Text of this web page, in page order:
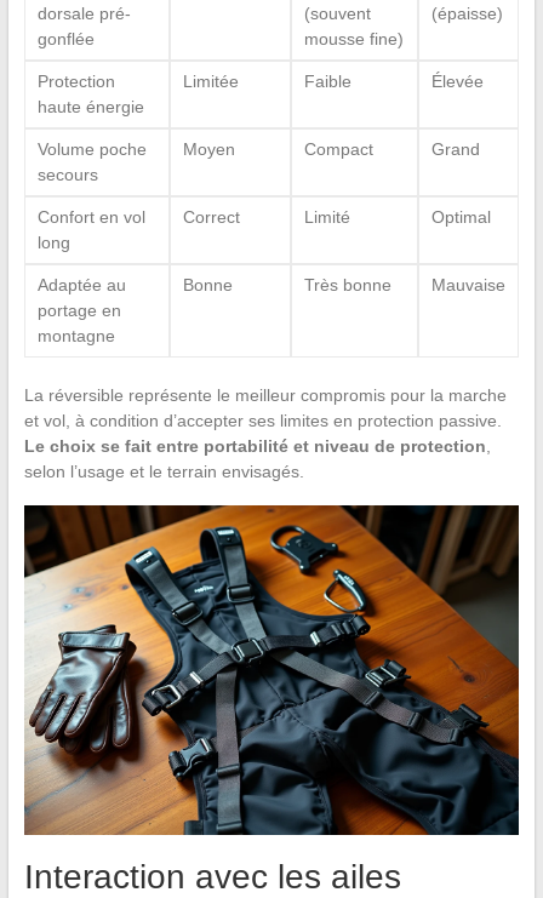
dorsale pré-
gonflée
(souvent
mousse fine)
(épaisse)
Protection
haute énergie
Limitée Faible Élevée
Volume poche
secours
Moyen Compact Grand
Confort en vol
long
Correct Limité Optimal
Adaptée au
portage en
montagne
Bonne Très bonne Mauvaise
La réversible représente le meilleur compromis pour la marche
et vol, à condition d’accepter ses limites en protection passive.
Le choix se fait entre portabilité et niveau de protection
selon l’usage et le terrain envisagés.
Interaction avec les ailes